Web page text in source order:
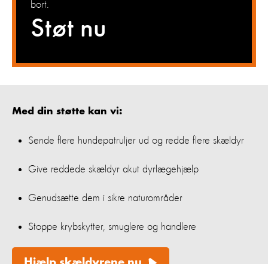
Støt nu
bort.
Med din støtte kan vi:
Sende flere hundepatruljer ud og redde flere skældyr
Give reddede skældyr akut dyrlægehjælp
Genudsætte dem i sikre naturområder
Stoppe krybskytter, smuglere og handlere